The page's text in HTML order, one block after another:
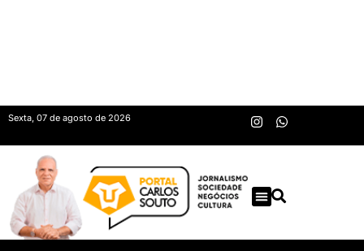
Sexta, 07 de agosto de 2026